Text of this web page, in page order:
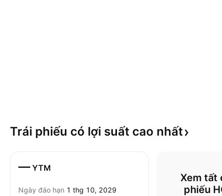
Trái phiếu có lợi suất cao nhất
— YTM
Ngày đáo hạn 1 thg 10, 2029
Xem tất
phiếu